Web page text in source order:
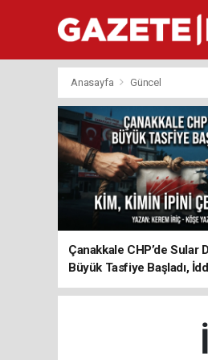
Anasayfa Güncel
Çanakkale CHP’de Sular
Büyük Tasfiye Başladı,
Uçuşuyor